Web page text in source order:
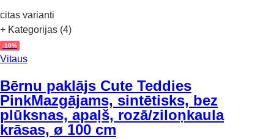
citas varianti
+ Kategorijas (4)
-10%
Vitaus
Bērnu paklājs Cute Teddies
PinkMazgājams, sintētisks, bez
plūksnas, apaļš, rozā/ziloņkaula
krāsas, ø 100 cm